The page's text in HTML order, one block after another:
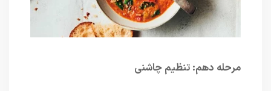
مرحله دهم: تنظیم چاشنی